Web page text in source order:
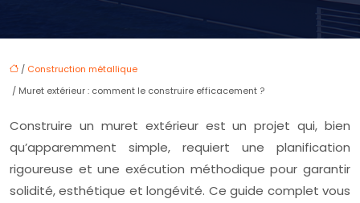
/ Construction métallique
/ Muret extérieur : comment le construire efficacement ?
Construire un muret extérieur est un projet qui, bien
qu’apparemment simple, requiert une planification
rigoureuse et une exécution méthodique pour garantir
solidité, esthétique et longévité. Ce guide complet vous